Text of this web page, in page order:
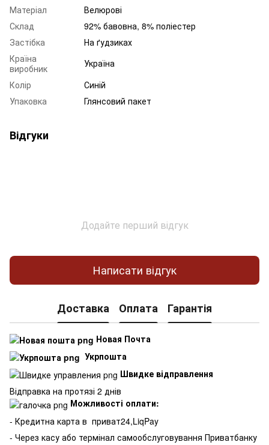
Матеріал
Велюрові
Склад
92% бавовна, 8% поліестер
Застібка
На ґудзиках
Країна
виробник
Україна
Колір
Синій
Упаковка
Глянсовий пакет
Відгуки
Додайте перший відгук
Написати відгук
Доставка Оплата Гарантія
Новая Почта
Укрпошта
Швидке відправлення
Відправка на протязі 2 днів
Можливості оплати:
- Кредитна карта в приват24,LiqPay
- Через касу або термінал самообслуговування Приватбанку